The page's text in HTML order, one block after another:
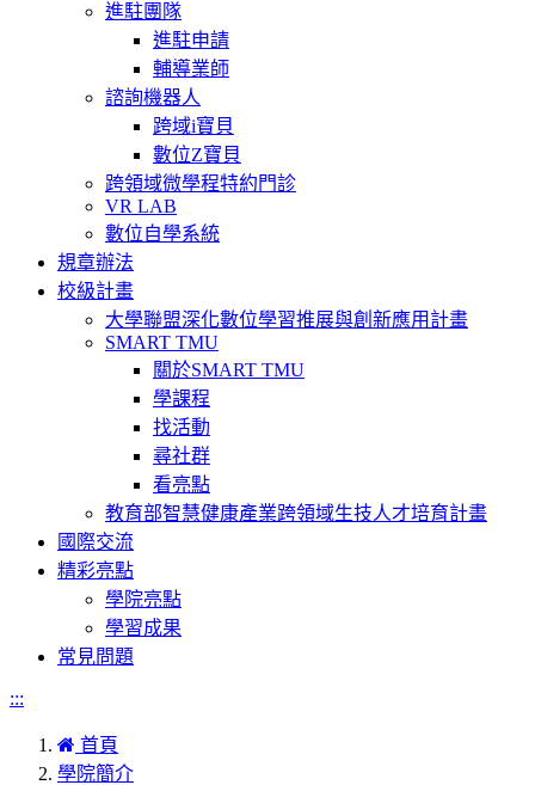
進駐團隊
進駐申請
輔導業師
諮詢機器人
跨域i寶貝
數位Z寶貝
跨領域微學程特約門診
VR LAB
數位自學系統
規章辦法
校級計畫
大學聯盟深化數位學習推展與創新應用計畫
SMART TMU
關於SMART TMU
學課程
找活動
尋社群
看亮點
教育部智慧健康產業跨領域生技人才培育計畫
國際交流
精彩亮點
學院亮點
學習成果
常見問題
:::
首頁
學院簡介